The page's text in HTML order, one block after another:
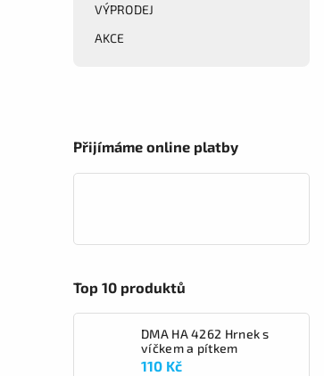
VÝPRODEJ
AKCE
Přijímáme online platby
Top 10 produktů
DMA HA 4262 Hrnek s
víčkem a pítkem
110 Kč